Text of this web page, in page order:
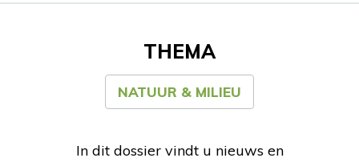
THEMA
NATUUR & MILIEU
In dit dossier vindt u nieuws en